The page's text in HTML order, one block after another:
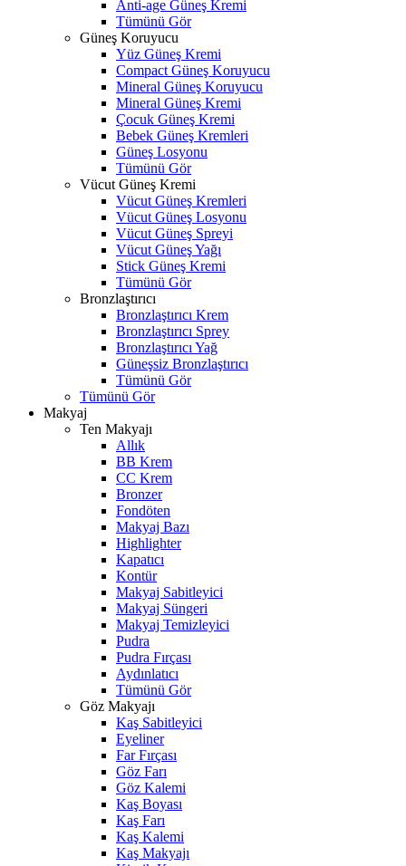
Anti-age Güneş Kremi
Tümünü Gör
Güneş Koruyucu
Yüz Güneş Kremi
Compact Güneş Koruyucu
Mineral Güneş Koruyucu
Mineral Güneş Kremi
Çocuk Güneş Kremi
Bebek Güneş Kremleri
Güneş Losyonu
Tümünü Gör
Vücut Güneş Kremi
Vücut Güneş Kremleri
Vücut Güneş Losyonu
Vücut Güneş Spreyi
Vücut Güneş Yağı
Stick Güneş Kremi
Tümünü Gör
Bronzlaştırıcı
Bronzlaştırıcı Krem
Bronzlaştırıcı Sprey
Bronzlaştırıcı Yağ
Güneşsiz Bronzlaştırıcı
Tümünü Gör
Tümünü Gör
Makyaj
Ten Makyajı
Allık
BB Krem
CC Krem
Bronzer
Fondöten
Makyaj Bazı
Highlighter
Kapatıcı
Kontür
Makyaj Sabitleyici
Makyaj Süngeri
Makyaj Temizleyici
Pudra
Pudra Fırçası
Aydınlatıcı
Tümünü Gör
Göz Makyajı
Kaş Sabitleyici
Eyeliner
Far Fırçası
Göz Farı
Göz Kalemi
Kaş Boyası
Kaş Farı
Kaş Kalemi
Kaş Makyajı